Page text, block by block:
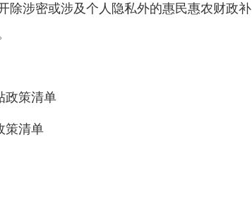
除涉密或涉及个人隐私外的惠民惠农财政补
政策清单
策清单